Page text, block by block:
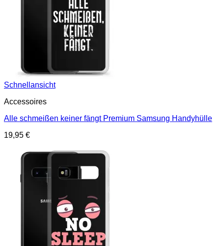
Schnellansicht
Accessoires
Alle schmeißen keiner fängt Premium Samsung Handyhülle
19,95 €